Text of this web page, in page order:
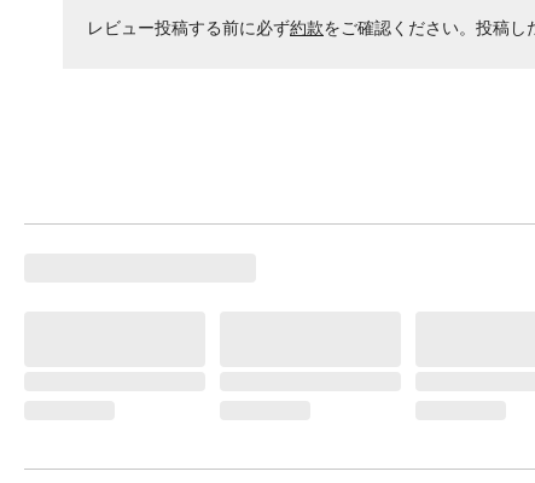
レビュー投稿する前に必ず約款をご確認ください。投稿し